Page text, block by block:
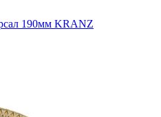
190мм KRANZ